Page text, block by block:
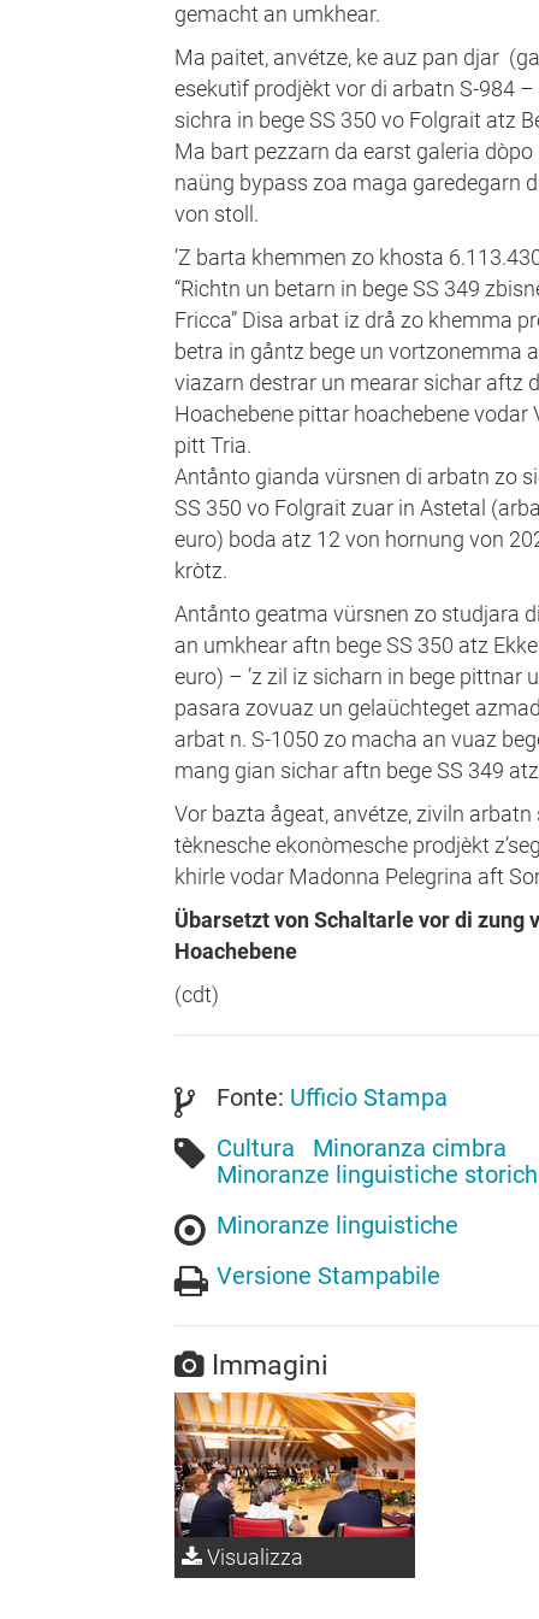
gemacht an umkhear.
Ma paitet, anvétze, ke auz pan djar
esekutìf prodjèkt vor di arbatn S-984
sichra in bege SS 350 vo Folgrait atz
Ma bart pezzarn da earst galeria
naüng bypass zoa maga garedegarn
von stoll.
’Z barta khemmen zo khosta
“Richtn un betarn in bege SS 349
Fricca” Disa arbat iz drå zo khemma
betra in gåntz bege un vortzonemma
viazarn destrar un mearar sichar aftz
Hoachebene pittar hoachebene
pitt Tria.
Antånto gianda vürsnen di arbatn zo
SS 350 vo Folgrait zuar in Astetal
euro) boda atz 12 von hornung von
kròtz.
Antånto geatma vürsnen zo studjara
an umkhear aftn bege SS 350 atz
euro) – ’z zil iz sicharn in bege pittnar
pasara zovuaz un gelaüchteget
arbat n. S-1050 zo macha an vuaz
mang gian sichar aftn bege SS 349
Vor bazta ågeat, anvétze, ziviln
tèknesche ekonòmesche prodjèkt
khirle vodar Madonna Pelegrina aft
Übarsetzt von Schaltarle vor di zung
Hoachebene
(cdt)
Fonte: Ufficio Stampa
Cultura
Minoranza cimbra
Minoranze linguistiche
Minoranze linguistiche
Versione Stampabile
Immagini
Visualizza